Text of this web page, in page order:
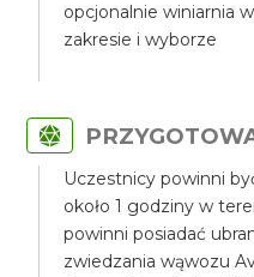
opcjonalnie winiarnia
zakresie i wyborze
Uczestnicy powinni
około 1 godziny w
powinni posiadać
zwiedzania wąwozu